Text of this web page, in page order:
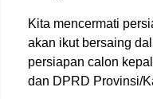
Kita mencermati
akan ikut bersaing
persiapan calon
dan DPRD Provinsi/